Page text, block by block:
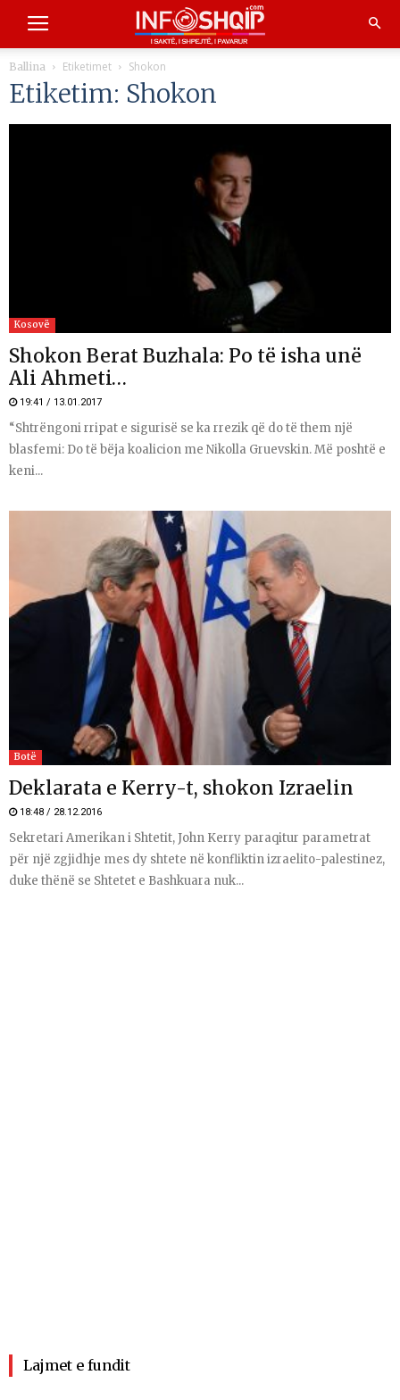
Ballina Etiketimet Shokon
Etiketim: Shokon
Kosovë
Shokon Berat Buzhala: Po të isha unë
Ali Ahmeti…
19:41 / 13.01.2017
“Shtrëngoni rripat e sigurisë se ka rrezik që do të them një
blasfemi: Do të bëja koalicion me Nikolla Gruevskin. Më poshtë e
keni...
Botë
Deklarata e Kerry-t, shokon Izraelin
18:48 / 28.12.2016
Sekretari Amerikan i Shtetit, John Kerry paraqitur parametrat
për një zgjidhje mes dy shtete në konfliktin izraelito-palestinez,
duke thënë se Shtetet e Bashkuara nuk...
Lajmet e fundit